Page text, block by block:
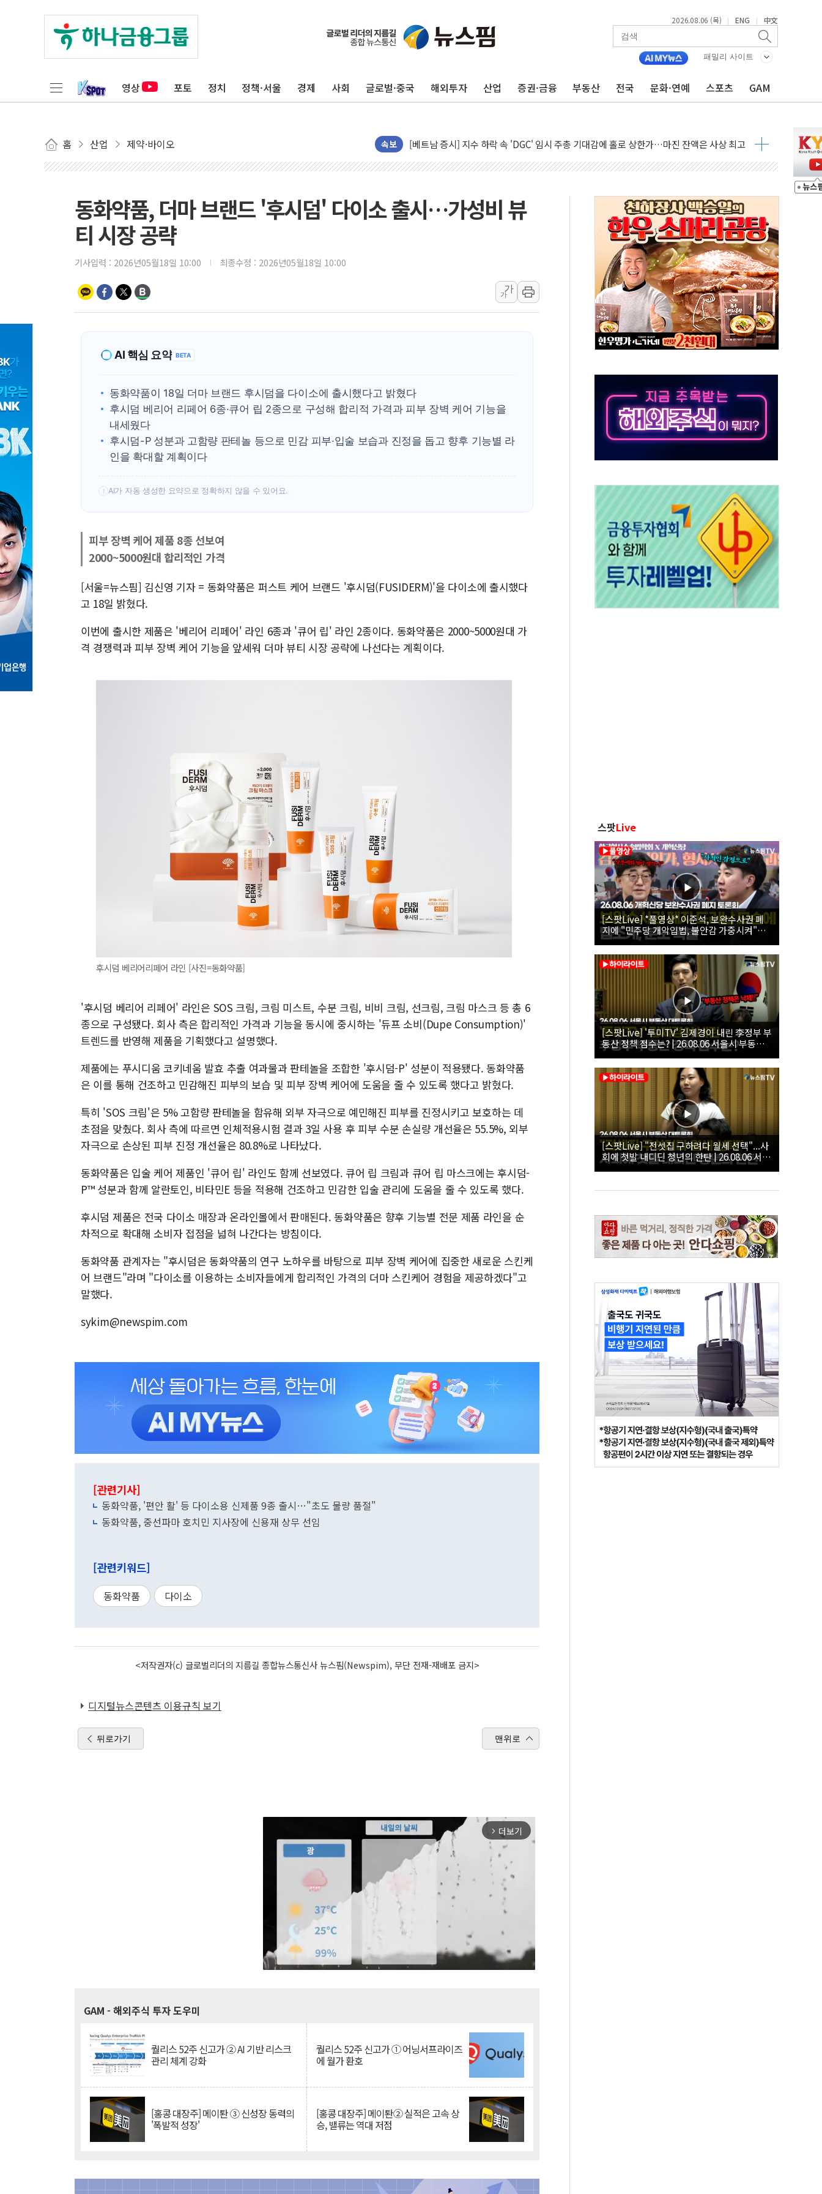
2026.08.06 (목) | ENG | 中文
패밀리 사이트
영상 포토 정치 정책·서울 경제 사회 글로벌·중국 해외투자 산업 증권·금융 부동산 전국 문화·연예 스포츠 GAM
홈 산업 제약·바이오 속보
[인도증시] 중동 긴장 완화에 실적 호조까지, 상승...호실적 보고 기업 상승세 뚜렷
[베트남 증시] 지수 하락 속 'DGC' 임시 주총 기대감에 홀로 상한가…마진 잔액은 사상 최고
'월가의 황제' 다이먼 "금융시장 레버리지 위험수위…숨은 차입이 더 큰 변수"
김정관 산업부 장관 "주 52시간 손봐야, 경쟁상대 中과 비교해야"
해군 1함대 창설 80주년…지역과 함께하는 '선봉'의 대민 봉사
[3보] 북, 원산서 동해로 단거리 탄도미사일 1발 발사… 올해 10번째·42일 만 도발
우크라 드론 전술, 중남미 콜롬비아에 새 안보 위기… 반군·마약카르텔이 습득해 전투 활용
주한미군 "오산기지 누출, 백린 아닌 무해한 표면 부식 물질"
구미 폐염산처리업체서 불 2시간30여분만에 진화...외국인 노동자 숨져
강원도 폭염특보 11일째…온열질환·가축 피해 최소화 '총력 대응'
강원·전라권 폭염중대경보 확대…온열질환자 2665명·사망 23명
빚투·레버리지 줄었지만, 반도체 두 종목에 코스피 '휘청'
[2보] 북한, 원산서 동해상 단거리 탄도미사일 발사
동화약품, 더마 브랜드 '후시덤' 다이소 출시…가성비 뷰
티 시장 공략
기사입력 : 2026년05월18일 10:00 최종수정 : 2026년05월18일 10:00
가
가
AI 핵심 요약 BETA
동화약품이 18일 더마 브랜드 후시덤을 다이소에 출시했다고 밝혔다
후시덤 베리어 리페어 6종·큐어 립 2종으로 구성해 합리적 가격과 피부 장벽 케어 기능을
내세웠다
후시덤-P 성분과 고함량 판테놀 등으로 민감 피부·입술 보습과 진정을 돕고 향후 기능별 라
인을 확대할 계획이다
! AI가 자동 생성한 요약으로 정확하지 않을 수 있어요.
피부 장벽 케어 제품 8종 선보여
2000~5000원대 합리적인 가격
[서울=뉴스핌] 김신영 기자 = 동화약품은 퍼스트 케어 브랜드 '후시덤(FUSIDERM)'을 다이소에 출시했다
고 18일 밝혔다.
이번에 출시한 제품은 '베리어 리페어' 라인 6종과 '큐어 립' 라인 2종이다. 동화약품은 2000~5000원대 가
격 경쟁력과 피부 장벽 케어 기능을 앞세워 더마 뷰티 시장 공략에 나선다는 계획이다.
후시덤 베리어리페어 라인 [사진=동화약품]
'후시덤 베리어 리페어' 라인은 SOS 크림, 크림 미스트, 수분 크림, 비비 크림, 선크림, 크림 마스크 등 총 6
종으로 구성됐다. 회사 측은 합리적인 가격과 기능을 동시에 중시하는 '듀프 소비(Dupe Consumption)'
트렌드를 반영해 제품을 기획했다고 설명했다.
제품에는 푸시디움 코키네움 발효 추출 여과물과 판테놀을 조합한 '후시덤-P' 성분이 적용됐다. 동화약품
은 이를 통해 건조하고 민감해진 피부의 보습 및 피부 장벽 케어에 도움을 줄 수 있도록 했다고 밝혔다.
특히 'SOS 크림'은 5% 고함량 판테놀을 함유해 외부 자극으로 예민해진 피부를 진정시키고 보호하는 데
초점을 맞췄다. 회사 측에 따르면 인체적용시험 결과 3일 사용 후 피부 수분 손실량 개선율은 55.5%, 외부
자극으로 손상된 피부 진정 개선율은 80.8%로 나타났다.
동화약품은 입술 케어 제품인 '큐어 립' 라인도 함께 선보였다. 큐어 립 크림과 큐어 립 마스크에는 후시덤-
P™ 성분과 함께 알란토인, 비타민E 등을 적용해 건조하고 민감한 입술 관리에 도움을 줄 수 있도록 했다.
후시덤 제품은 전국 다이소 매장과 온라인몰에서 판매된다. 동화약품은 향후 기능별 전문 제품 라인을 순
차적으로 확대해 소비자 접점을 넓혀 나간다는 방침이다.
동화약품 관계자는 "후시덤은 동화약품의 연구 노하우를 바탕으로 피부 장벽 케어에 집중한 새로운 스킨케
어 브랜드"라며 "다이소를 이용하는 소비자들에게 합리적인 가격의 더마 스킨케어 경험을 제공하겠다"고
말했다.
sykim@newspim.com
[관련기사]
동화약품, '편안 활' 등 다이소용 신제품 9종 출시…"초도 물량 품절"
동화약품, 중선파마 호치민 지사장에 신용재 상무 선임
[관련키워드]
동화약품 다이소
<저작권자(c) 글로벌리더의 지름길 종합뉴스통신사 뉴스핌(Newspim), 무단 전재-재배포 금지>
디지털뉴스콘텐츠 이용규칙 보기
뒤로가기 맨위로
arrow_forward_ios 더보기
GAM - 해외주식 투자 도우미
퀄리스 52주 신고가 ② AI 기반 리스크
관리 체계 강화
퀄리스 52주 신고가 ① 어닝서프라이즈
에 월가 환호
[홍콩 대장주] 메이퇀 ③ 신성장 동력의
'폭발적 성장'
[홍콩 대장주] 메이퇀② 실적은 고속 상
승, 밸류는 역대 저점
스팟Live
[스팟Live] *풀영상* 이준석, 보완수사권 폐
지에 "민주당 개악입법, 불안감 가중시켜"｜
26.08.06 개혁신당 보완수사권 폐지 토론회
[스팟Live] '투미TV' 김제경이 내린 李정부 부
동산 정책 점수는? | 26.08.06 서울시 부동산
대토론회
[스팟Live] "전셋집 구하려다 월세 선택"...사
회에 첫발 내디딘 청년의 한탄 | 26.08.06 서울
시 부동산 대토론회